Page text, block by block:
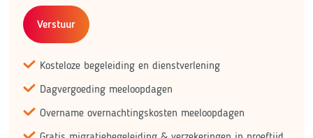
Verstuur
Kosteloze begeleiding en dienstverlening
Dagvergoeding meeloopdagen
Overname overnachtingskosten meeloopdagen